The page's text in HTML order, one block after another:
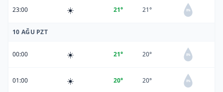
23:00 ☀️ 21° 21° 0%
10 AĞU PZT
00:00 ☀️ 21° 20° 0%
01:00 ☀️ 20° 20° 0%